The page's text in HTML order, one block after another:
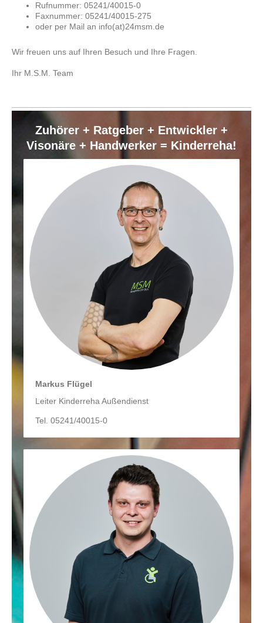
Rufnummer: 05241/40015-0
Faxnummer: 05241/40015-275
oder per Mail an info(at)24msm.de
Wir freuen uns auf Ihren Besuch und Ihre Fragen.
Ihr M.S.M. Team
Zuhörer + Ratgeber + Entwickler +
Visonäre + Handwerker = Kinderreha!
Markus Flügel
Leiter Kinderreha Außendienst
Tel. 05241/40015-0